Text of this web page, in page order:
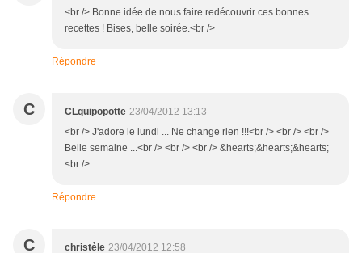
<br /> Bonne idée de nous faire redécouvrir ces bonnes
recettes ! Bises, belle soirée.<br />
Répondre
C CLquipopotte 23/04/2012 13:13
<br /> J'adore le lundi ... Ne change rien !!!<br /> <br /> <br />
Belle semaine ...<br /> <br /> <br /> &hearts;&hearts;&hearts;
<br />
Répondre
C christèle 23/04/2012 12:58